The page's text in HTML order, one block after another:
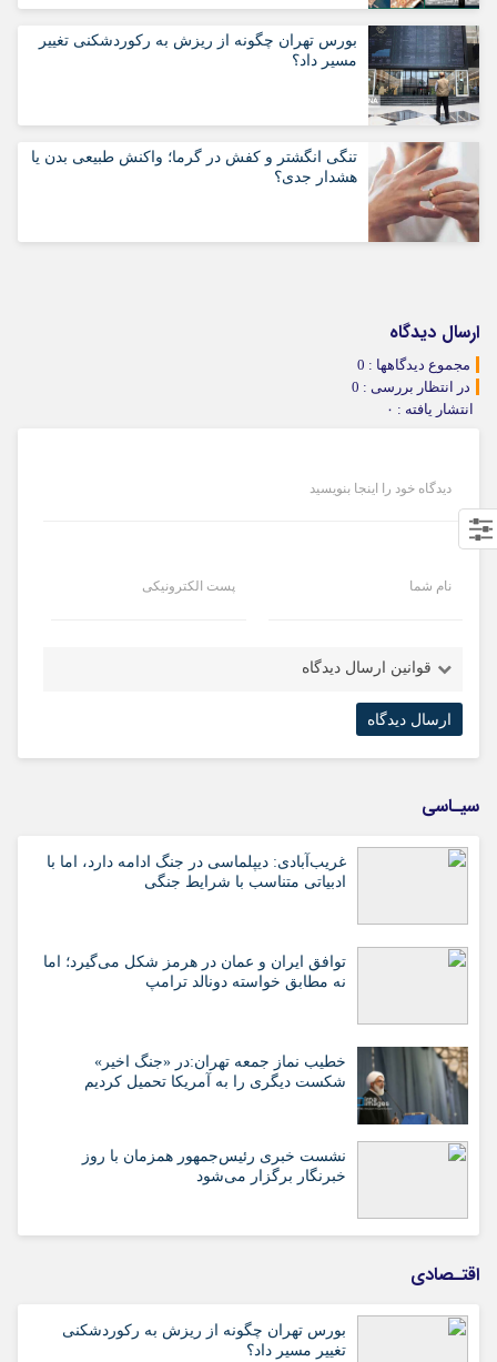
بورس تهران چگونه از ریزش به رکوردشکنی تغییر
مسیر داد؟
تنگی انگشتر و کفش در گرما؛ واکنش طبیعی بدن یا
هشدار جدی؟
ارسال دیدگاه
مجموع دیدگاهها : 0
در انتظار بررسی : 0
انتشار یافته : ۰
دیدگاه خود را اینجا بنویسید
نام شما پست الکترونیکی
قوانین ارسال دیدگاه
سیـاسی
غریب‌آبادی: دیپلماسی در جنگ ادامه دارد، اما با
ادبیاتی متناسب با شرایط جنگی
توافق ایران و عمان در هرمز شکل می‌گیرد؛ اما
نه مطابق خواسته دونالد ترامپ
خطیب نماز جمعه تهران:در «جنگ اخیر»
شکست دیگری را به آمریکا تحمیل کردیم
نشست خبری رئیس‌جمهور همزمان با روز
خبرنگار برگزار می‌شود
اقتـصادی
بورس تهران چگونه از ریزش به رکوردشکنی
تغییر مسیر داد؟